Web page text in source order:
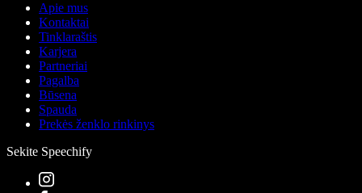
Apie mus
Kontaktai
Tinklaraštis
Karjera
Partneriai
Pagalba
Būsena
Spauda
Prekės ženklo rinkinys
Sekite Speechify